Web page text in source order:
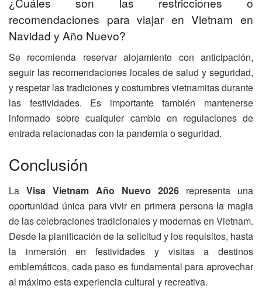
recomendaciones para viajar en Vietnam en
Navidad y Año Nuevo?
Se recomienda reservar alojamiento con anticipación,
seguir las recomendaciones locales de salud y seguridad,
y respetar las tradiciones y costumbres vietnamitas durante
las festividades. Es importante también mantenerse
informado sobre cualquier cambio en regulaciones de
entrada relacionadas con la pandemia o seguridad.
Conclusión
La Visa Vietnam Año Nuevo 2026 representa una
oportunidad única para vivir en primera persona la magia
de las celebraciones tradicionales y modernas en Vietnam.
Desde la planificación de la solicitud y los requisitos, hasta
la inmersión en festividades y visitas a destinos
emblemáticos, cada paso es fundamental para aprovechar
al máximo esta experiencia cultural y recreativa.